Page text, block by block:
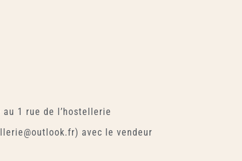
1 rue de l’hostellerie
avec le vendeur